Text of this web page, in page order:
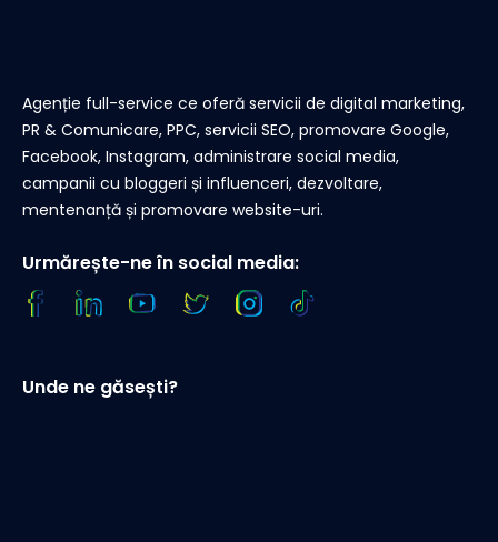
Agenție full-service ce oferă servicii de digital marketing,
PR & Comunicare, PPC, servicii SEO, promovare Google,
Facebook, Instagram, administrare social media,
campanii cu bloggeri și influenceri, dezvoltare,
mentenanță și promovare website-uri.
Urmărește-ne în social media:
Unde ne găsești?